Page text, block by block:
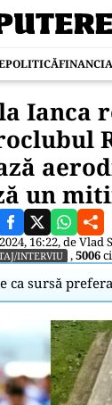
POLITICĂ
Ianca
un
16:22, deVlad
INTERVIU ,5006
ca sursă